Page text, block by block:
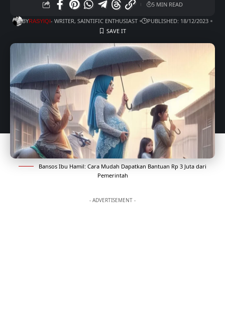
BYRASYIQI- WRITER, SAINTIFIC ENTHUSIAST PUBLISHED: 18/12/2023
5 MIN READ
Bansos Ibu Hamil: Cara Mudah Dapatkan Bantuan Rp 3 Juta dari
Pemerintah
- ADVERTISEMENT -